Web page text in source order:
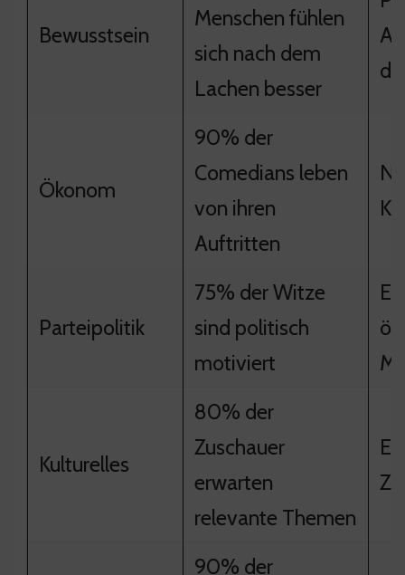
Bewusstsein
Menschen fühlen
sich nach dem
Lachen besser
Ökonom
90% der
Comedians leben
von ihren
Auftritten
Parteipolitik
75% der Witze
sind politisch
motiviert
Kulturelles
80% der
Zuschauer
erwarten
relevante Themen
90% der